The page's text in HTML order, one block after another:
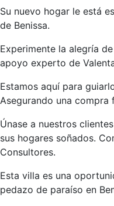
Su nuevo hogar le está
de Benissa.
Experimente la alegría
apoyo experto de
Estamos aquí para
Asegurando una compra
Únase a nuestros
sus hogares soñados.
Consultores.
Esta villa es una
pedazo de paraíso en